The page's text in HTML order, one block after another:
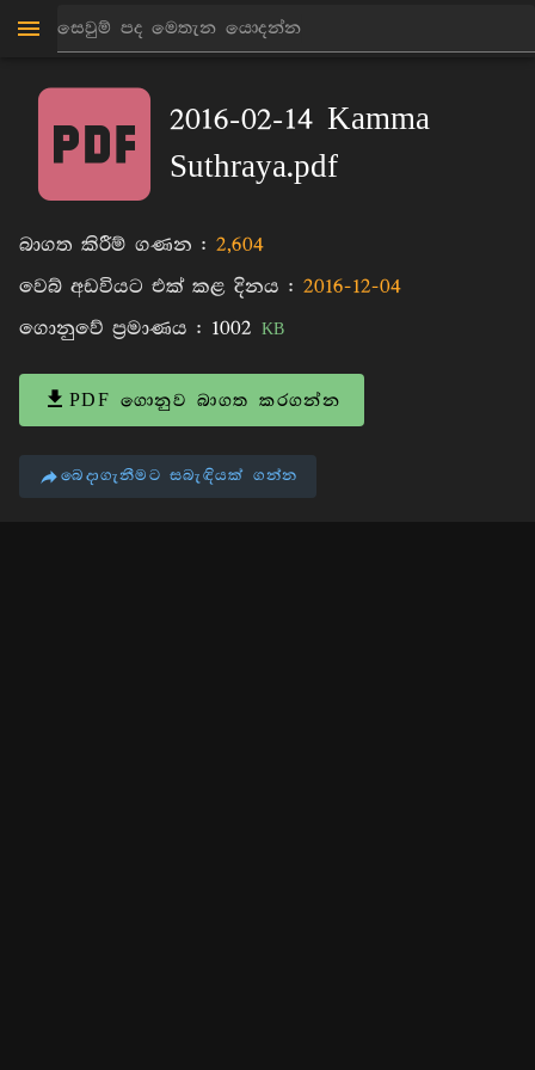
2016-02-14 Kamma
Suthraya.pdf
බාගත කිරීම් ගණන : 2,604
වෙබ් අඩවියට එක් කළ දිනය : 2016-12-04
ගොනුවේ ප්‍රමාණය : 1002 KB
PDF ගොනුව බාගත කරගන්න
බෙදාගැනීමට සබැඳියක් ගන්න